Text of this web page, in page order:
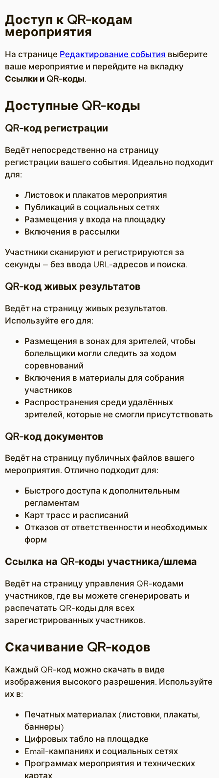
Доступ к QR-кодам
мероприятия
На странице Редактирование события выберите
ваше мероприятие и перейдите на вкладку
Ссылки и QR-коды.
Доступные QR-коды
QR-код регистрации
Ведёт непосредственно на страницу
регистрации вашего события. Идеально подходит
для:
Листовок и плакатов мероприятия
Публикаций в социальных сетях
Размещения у входа на площадку
Включения в рассылки
Участники сканируют и регистрируются за
секунды — без ввода URL-адресов и поиска.
QR-код живых результатов
Ведёт на страницу живых результатов.
Используйте его для:
Размещения в зонах для зрителей, чтобы
болельщики могли следить за ходом
соревнований
Включения в материалы для собрания
участников
Распространения среди удалённых
зрителей, которые не смогли присутствовать
QR-код документов
Ведёт на страницу публичных файлов вашего
мероприятия. Отлично подходит для:
Быстрого доступа к дополнительным
регламентам
Карт трасс и расписаний
Отказов от ответственности и необходимых
форм
Ссылка на QR-коды участника/шлема
Ведёт на страницу управления QR-кодами
участников, где вы можете сгенерировать и
распечатать QR-коды для всех
зарегистрированных участников.
Скачивание QR-кодов
Каждый QR-код можно скачать в виде
изображения высокого разрешения. Используйте
их в:
Печатных материалах (листовки, плакаты,
баннеры)
Цифровых табло на площадке
Email-кампаниях и социальных сетях
Программах мероприятия и технических
картах